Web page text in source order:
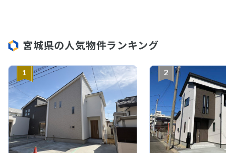
宮城県の人気物件ランキング
1 2